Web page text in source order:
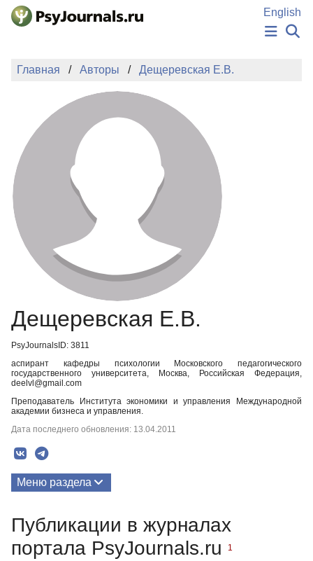
Перейти к основному содержанию
English
НОВОСТИ
АВТОРЫ
ПОДАТЬ РУКОПИСЬ
БАЗА ЗНАНИЙ
КЛЮЧЕВЫЕ СЛОВА
Регистрация
Главная Авторы Дещеревская Е.В.
Дещеревская Е.В.
PsyJournalsID: 3811
аспирант кафедры психологии Московского педагогического
государственного университета, Москва, Российская Федерация,
deelvl@gmail.com
Преподаватель Института экономики и управления Международной
академии бизнеса и управления.
Дата последнего обновления: 13.04.2011
Меню раздела
Публикации в журналах
портала PsyJournals.ru
1